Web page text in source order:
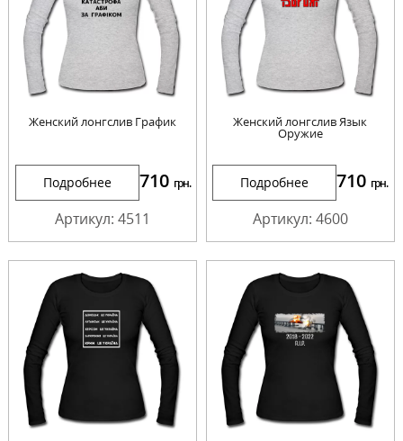
Женский лонгслив График
Подробнее 710 грн.
Артикул: 4511
Женский лонгслив Язык
Оружие
Подробнее 710 грн.
Артикул: 4600